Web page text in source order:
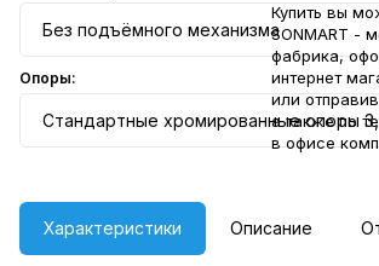
Без подъёмного механизма
Опоры:
Стандартные хромированные опоры
Купить вы
SONMART -
фабрика,
интернет
или
а также по
в офисе
Характеристики Описание